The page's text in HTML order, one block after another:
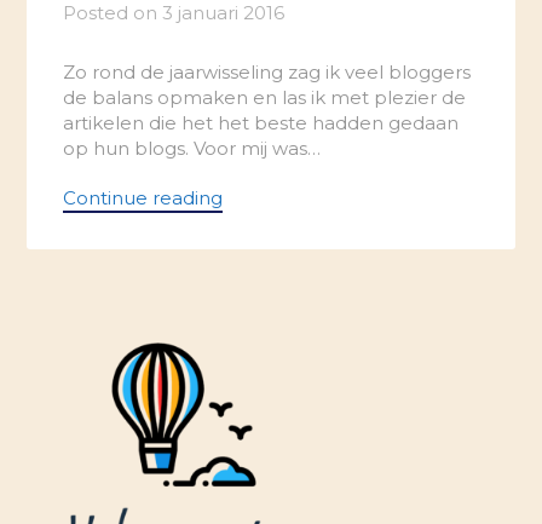
Posted on3 januari 2016
Zo rond de jaarwisseling zag ik veel bloggers
de balans opmaken en las ik met plezier de
artikelen die het het beste hadden gedaan
op hun blogs. Voor mij was…
Continue reading